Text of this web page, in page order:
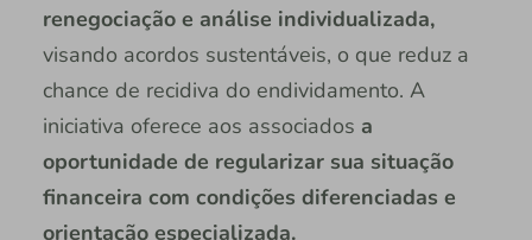
renegociação e análise individualizada,
visando acordos sustentáveis, o que reduz a
chance de recidiva do endividamento. A
iniciativa oferece aos associados a
oportunidade de regularizar sua situação
financeira com condições diferenciadas e
orientação especializada.